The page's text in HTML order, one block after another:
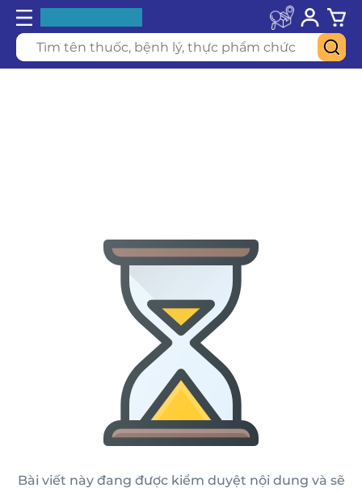
Bài viết này đang được kiểm duyệt nội dung và sẽ